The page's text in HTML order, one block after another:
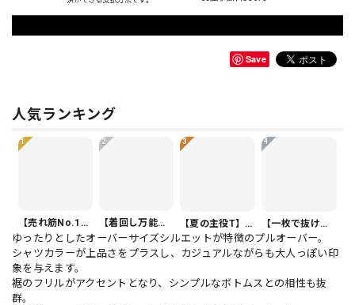
Save
人気ランキング
1
【売れ筋No.1】ボタンフロント バルーンシルエット ハーフ丈 パンツ 1color PT0407
2
【着回し万能】カジュアルクロップドパンツ PT0341
3
【夏の主役T】Vネック 半袖 アシンメトリー裾 ゆったり カットソー 1color T0508
4
【一枚で抜け感】オーバーサイズ 半袖 ドルマンスリーブ シャツ 1color PU0494
ゆったりとしたオーバーサイズシルエットが特徴のプルオーバー。
シャツカラーが上品さをプラスし、カジュアルながらも大人っぽい印
象を与えます。
裾のフリルがアクセントとなり、シンプルなボトムスとの相性も抜
群。